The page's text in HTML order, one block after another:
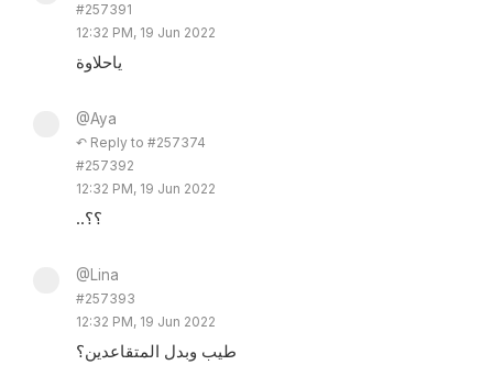
#257391
12:32 PM, 19 Jun 2022
ياحلاوة
@Aya
↶ Reply to #257374
#257392
12:32 PM, 19 Jun 2022
..؟؟
@Lina
#257393
12:32 PM, 19 Jun 2022
طيب وبدل المتقاعدين؟